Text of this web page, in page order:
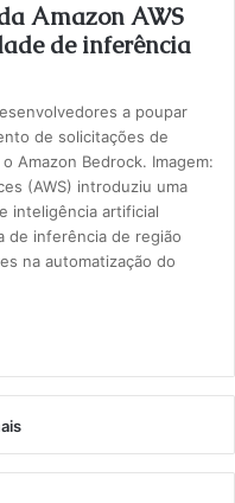
Amazon AWS
de inferência
a poupar
de solicitações de
Amazon Bedrock. Imagem:
(AWS) introduziu uma
inteligência artificial
de inferência de região
na automatização do